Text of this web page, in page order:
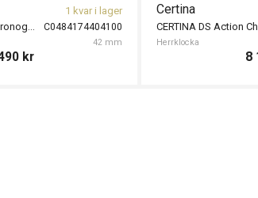
C0488071109100
Certina
CERTINA DS Action Diver Powermatic 80 38mm